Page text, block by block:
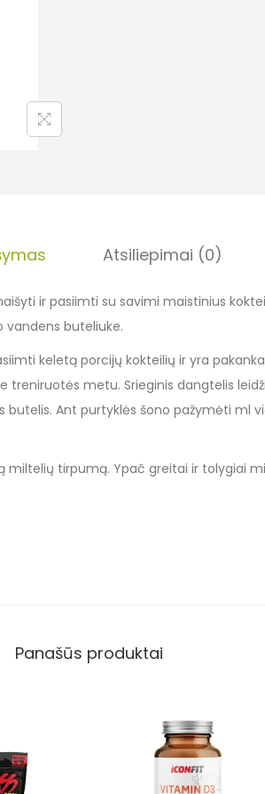
Atsiliepimai (0)
ir pasiimti su savimi maistinius
vandens buteliuke.
keletą porcijų kokteilių ir yra
treniruotės metu. Srieginis dangtelis
butelis. Ant purtyklės šono pažymėti ml
miltelių tirpumą. Ypač greitai ir tolygiai
Panašūs produktai